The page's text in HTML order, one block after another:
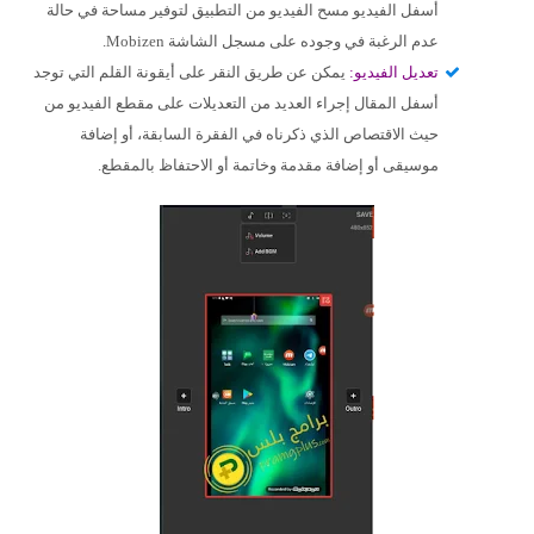
أسفل الفيديو مسح الفيديو من التطبيق لتوفير مساحة في حالة
عدم الرغبة في وجوده على مسجل الشاشة Mobizen.
تعديل الفيديو: يمكن عن طريق النقر على أيقونة القلم التي توجد
أسفل المقال إجراء العديد من التعديلات على مقطع الفيديو من
حيث الاقتصاص الذي ذكرناه في الفقرة السابقة، أو إضافة
موسيقى أو إضافة مقدمة وخاتمة أو الاحتفاظ بالمقطع.